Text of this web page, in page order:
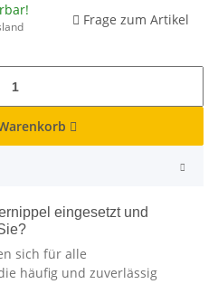
Frage zum Artikel
eingesetzt und
sich für alle
häufig und zuverlässig